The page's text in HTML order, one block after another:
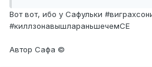
Вот вот, ибо у Сафульки
#киллзонавышлараньшечемСЕ
Автор Сафа ©